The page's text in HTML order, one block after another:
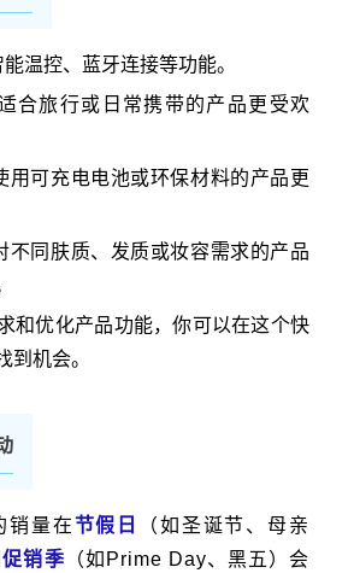
温控、蓝牙连接等功能。
合旅行或日常携带的产品更受欢
用可充电电池或环保材料的产品更
不同肤质、发质或妆容需求的产品
和优化产品功能，你可以在这个快
到机会。
销量在节假日
（如圣诞节、母亲
促销季（如Prime Day、黑五）会